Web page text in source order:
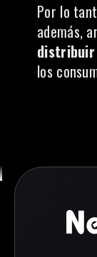
Por lo
además,
distribuir
los